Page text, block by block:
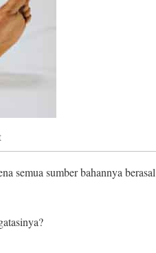
semua sumber bahannya berasal